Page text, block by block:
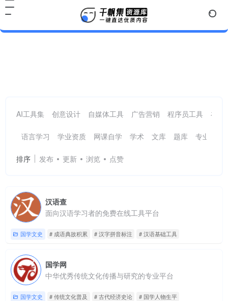
AI工具集 创意设计 自媒体工具 广告营销 程序员工具 在线
语言学习 学业资质 网课自学 学术 文库 题库 专业查询
排序 发布 更新 浏览 点赞
汉语查
面向汉语学习者的免费在线工具平台
国学文史 # 成语典故积累 # 汉字拼音标注 # 汉语基础工具
国学网
中华优秀传统文化传播与研究的专业平台
国学文史 # 传统文化普及 # 古代经济史论 # 国学人物生平